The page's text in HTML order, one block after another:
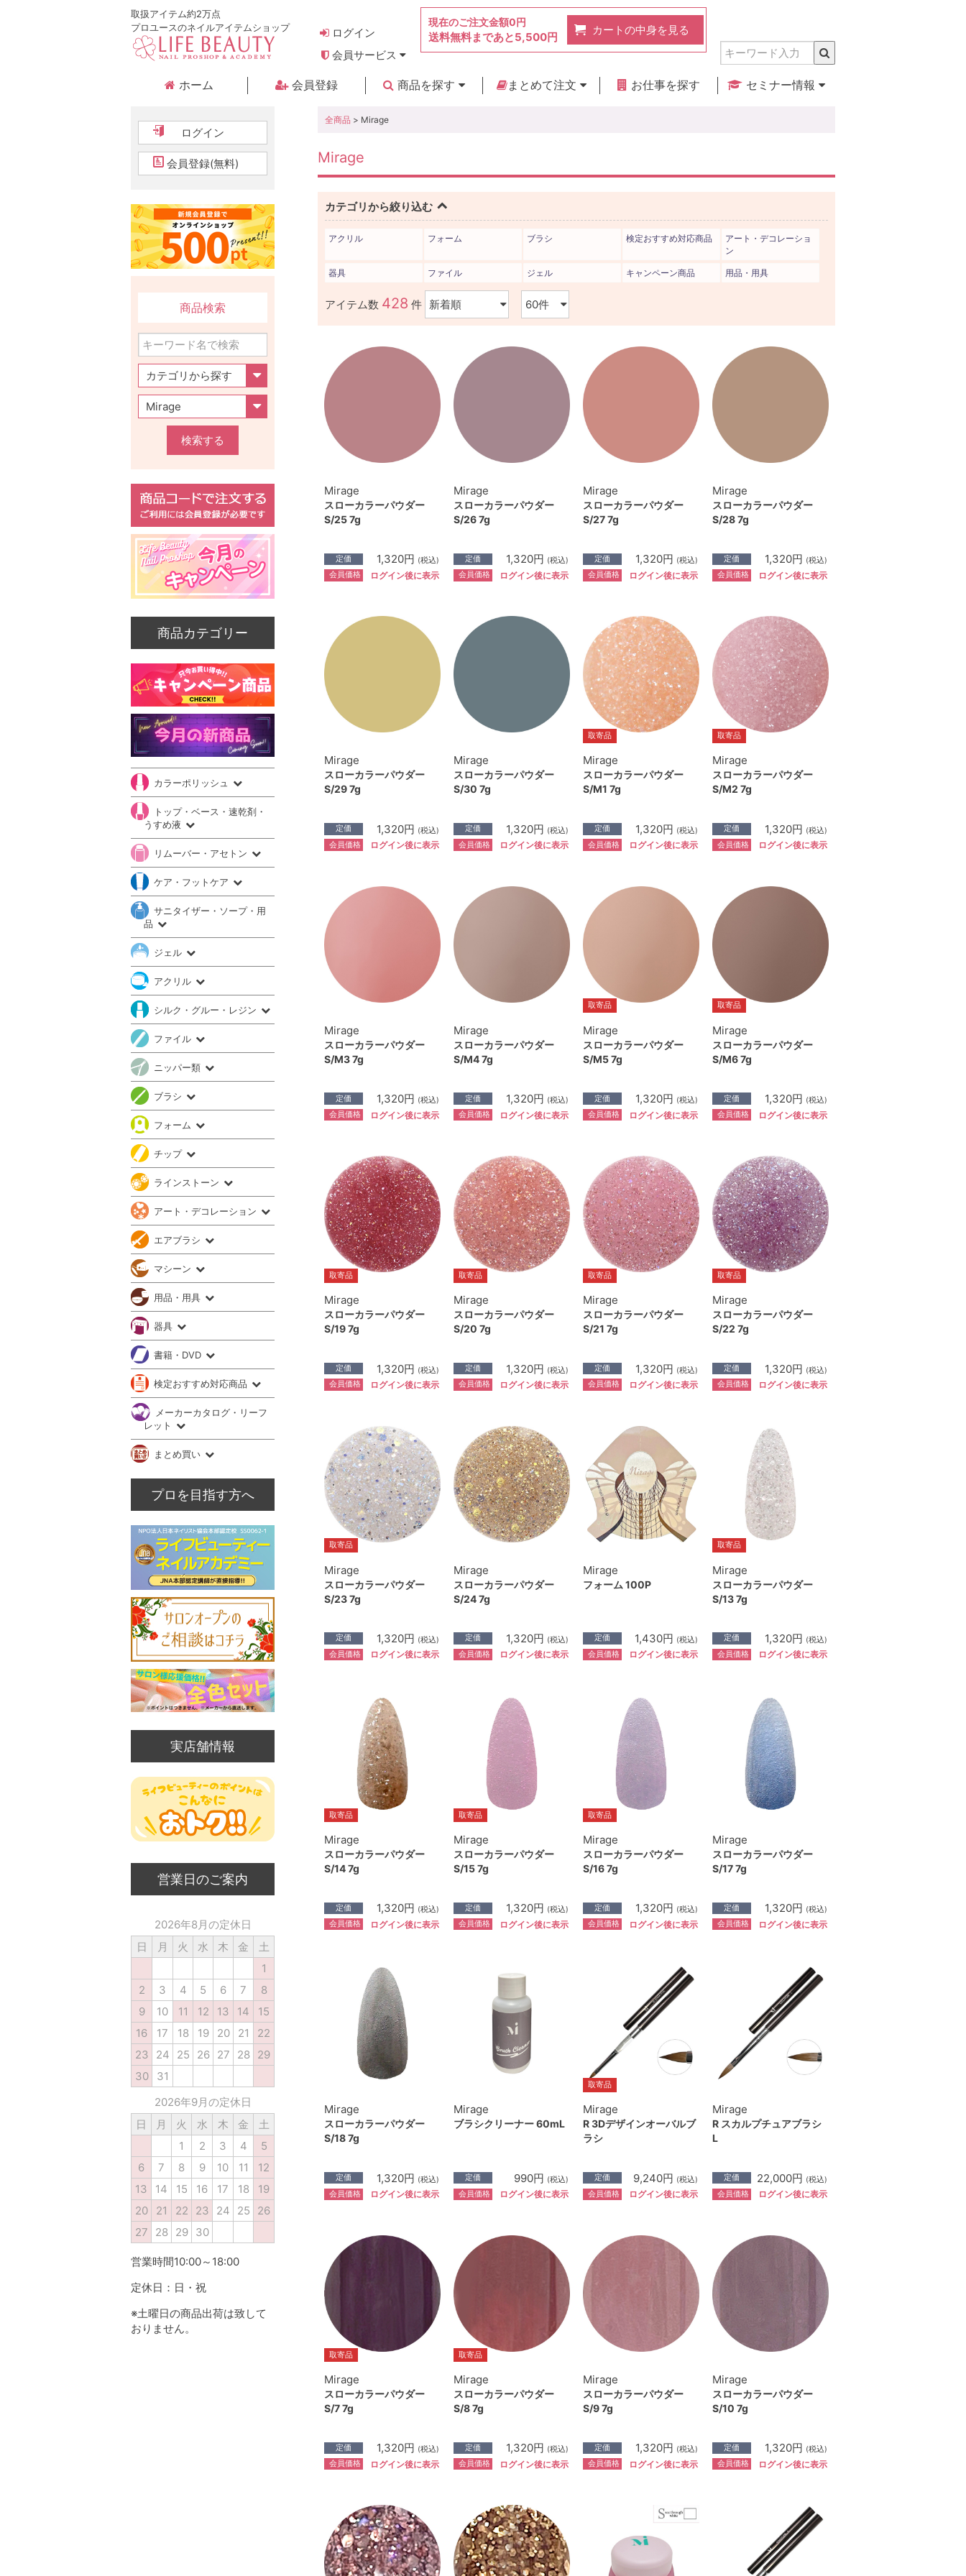
取扱アイテム約2万点
プロユースのネイルアイテムショップ
ログイン
会員サービス
現在のご注文金額0円
送料無料まであと5,500円
カートの中身を見る
ホーム 会員登録
商品を探す
まとめて注文
お仕事を探す
セミナー情報
全商品 > Mirage
Mirage
カテゴリから絞り込む
アクリル フォーム ブラシ 検定おすすめ対応商品
アート・デコレーショ
ン
器具 ファイル ジェル キャンペーン商品 用品・用具
アイテム数 428 件
Mirage
スローカラーパウダー
S/25 7g
定価 1,320円 (税込)
会員価格 ログイン後に表示
Mirage
スローカラーパウダー
S/26 7g
定価 1,320円 (税込)
会員価格 ログイン後に表示
Mirage
スローカラーパウダー
S/27 7g
定価 1,320円 (税込)
会員価格 ログイン後に表示
Mirage
スローカラーパウダー
S/28 7g
定価 1,320円 (税込)
会員価格 ログイン後に表示
Mirage
スローカラーパウダー
S/29 7g
定価 1,320円 (税込)
会員価格 ログイン後に表示
Mirage
スローカラーパウダー
S/30 7g
定価 1,320円 (税込)
会員価格 ログイン後に表示
取寄品
Mirage
スローカラーパウダー
S/M1 7g
定価 1,320円 (税込)
会員価格 ログイン後に表示
取寄品
Mirage
スローカラーパウダー
S/M2 7g
定価 1,320円 (税込)
会員価格 ログイン後に表示
Mirage
スローカラーパウダー
S/M3 7g
定価 1,320円 (税込)
会員価格 ログイン後に表示
Mirage
スローカラーパウダー
S/M4 7g
定価 1,320円 (税込)
会員価格 ログイン後に表示
取寄品
Mirage
スローカラーパウダー
S/M5 7g
定価 1,320円 (税込)
会員価格 ログイン後に表示
取寄品
Mirage
スローカラーパウダー
S/M6 7g
定価 1,320円 (税込)
会員価格 ログイン後に表示
取寄品
Mirage
スローカラーパウダー
S/19 7g
定価 1,320円 (税込)
会員価格 ログイン後に表示
取寄品
Mirage
スローカラーパウダー
S/20 7g
定価 1,320円 (税込)
会員価格 ログイン後に表示
取寄品
Mirage
スローカラーパウダー
S/21 7g
定価 1,320円 (税込)
会員価格 ログイン後に表示
取寄品
Mirage
スローカラーパウダー
S/22 7g
定価 1,320円 (税込)
会員価格 ログイン後に表示
取寄品
Mirage
スローカラーパウダー
S/23 7g
定価 1,320円 (税込)
会員価格 ログイン後に表示
Mirage
スローカラーパウダー
S/24 7g
定価 1,320円 (税込)
会員価格 ログイン後に表示
Mirage
フォーム 100P
定価 1,430円 (税込)
会員価格 ログイン後に表示
取寄品
Mirage
スローカラーパウダー
S/13 7g
定価 1,320円 (税込)
会員価格 ログイン後に表示
取寄品
Mirage
スローカラーパウダー
S/14 7g
定価 1,320円 (税込)
会員価格 ログイン後に表示
取寄品
Mirage
スローカラーパウダー
S/15 7g
定価 1,320円 (税込)
会員価格 ログイン後に表示
取寄品
Mirage
スローカラーパウダー
S/16 7g
定価 1,320円 (税込)
会員価格 ログイン後に表示
Mirage
スローカラーパウダー
S/17 7g
定価 1,320円 (税込)
会員価格 ログイン後に表示
Mirage
スローカラーパウダー
S/18 7g
定価 1,320円 (税込)
会員価格 ログイン後に表示
Mirage
ブラシクリーナー 60mL
定価 990円 (税込)
会員価格 ログイン後に表示
取寄品
Mirage
R 3Dデザインオーバルブ
ラシ
定価 9,240円 (税込)
会員価格 ログイン後に表示
Mirage
R スカルプチュアブラシ
L
定価 22,000円 (税込)
会員価格 ログイン後に表示
取寄品
Mirage
スローカラーパウダー
S/7 7g
定価 1,320円 (税込)
会員価格 ログイン後に表示
取寄品
Mirage
スローカラーパウダー
S/8 7g
定価 1,320円 (税込)
会員価格 ログイン後に表示
Mirage
スローカラーパウダー
S/9 7g
定価 1,320円 (税込)
会員価格 ログイン後に表示
Mirage
スローカラーパウダー
S/10 7g
定価 1,320円 (税込)
会員価格 ログイン後に表示
ログイン
会員登録(無料)
商品検索
検索する
商品カテゴリー
カラーポリッシュ
トップ・ベース・速乾剤・
うすめ液
リムーバー・アセトン
ケア・フットケア
サニタイザー・ソープ・用
品
ジェル
アクリル
シルク・グルー・レジン
ファイル
ニッパー類
ブラシ
フォーム
チップ
ラインストーン
アート・デコレーション
エアブラシ
マシーン
用品・用具
器具
書籍・DVD
検定おすすめ対応商品
メーカーカタログ・リーフ
レット
まとめ買い
プロを目指す方へ
実店舗情報
営業日のご案内
2026年8月の定休日
日
月 火 水 木 金
土
1
2
3 4 5 6 7
8
9
10 11 12 13 14
15
16
17 18 19 20 21
22
23
24 25 26 27 28
29
30
31
2026年9月の定休日
日
月 火 水 木 金
土
1
2 3 4
5
6
7 8 9 10 11
12
13
14 15 16 17 18
19
20
21 22 23 24 25
26
27
28 29 30
営業時間10:00～18:00
定休日：日・祝
※土曜日の商品出荷は致して
おりません。